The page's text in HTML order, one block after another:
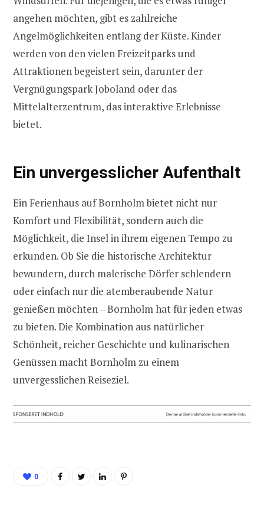
angehen möchten, gibt es zahlreiche
Angelmöglichkeiten entlang der Küste. Kinder
werden von den vielen Freizeitparks und
Attraktionen begeistert sein, darunter der
Vergnügungspark Joboland oder das
Mittelalterzentrum, das interaktive Erlebnisse
bietet.
Ein unvergesslicher Aufenthalt
Ein Ferienhaus auf Bornholm bietet nicht nur
Komfort und Flexibilität, sondern auch die
Möglichkeit, die Insel in ihrem eigenen Tempo zu
erkunden. Ob Sie die historische Architektur
bewundern, durch malerische Dörfer schlendern
oder einfach nur die atemberaubende Natur
genießen möchten – Bornholm hat für jeden etwas
zu bieten. Die Kombination aus natürlicher
Schönheit, reicher Geschichte und kulinarischen
Genüssen macht Bornholm zu einem
unvergesslichen Reiseziel.
0